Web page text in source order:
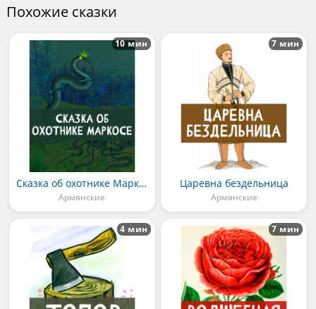
Похожие сказки
Сказка об охотнике Маркосе
Армянские
10 мин
Царевна бездельница
Армянские
7 мин
4 мин 7 мин